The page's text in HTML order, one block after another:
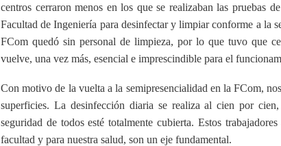
centros cerraron menos en los que se realizaban las pruebas
Facultad de Ingeniería para desinfectar y limpiar conforme a la
FCom quedó sin personal de limpieza, por lo que tuvo que
vuelve, una vez más, esencial e imprescindible para el
Con motivo de la vuelta a la semipresencialidad en la FCom,
superficies. La desinfección diaria se realiza al cien por
seguridad de todos esté totalmente cubierta. Estos
facultad y para nuestra salud, son un eje fundamental.